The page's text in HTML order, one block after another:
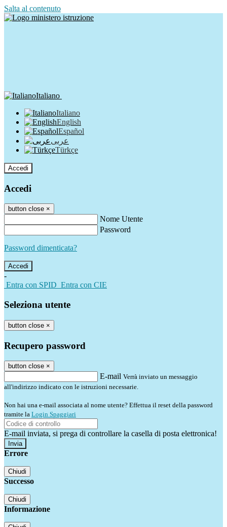
Salta al contenuto
Italiano
Italiano
English
Español
عربى
Türkçe
Accedi
Accedi
button close ×
Nome Utente
Password
Password dimenticata?
-
Entra con SPID Entra con CIE
Seleziona utente
button close ×
Recupero password
button close ×
E-mail Verrà inviato un messaggio
all'indirizzo indicato con le istruzioni necessarie.
Non hai una e-mail associata al nome utente? Effettua il reset della password
tramite la Login Spaggiari
E-mail inviata, si prega di controllare la casella di posta elettronica!
Errore
Chiudi
Successo
Chiudi
Informazione